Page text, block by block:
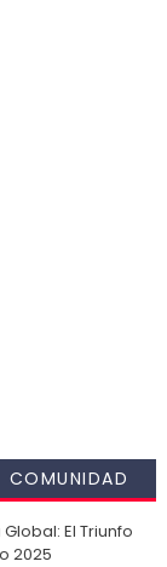
COMUNIDAD
El Triunfo
2025